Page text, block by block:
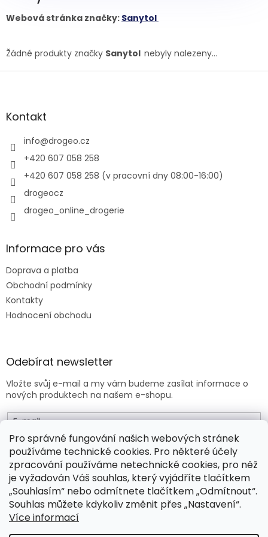
Pro správné fungování našich webových stránek
používáme technické cookies. Pro některé účely
zpracování používáme netechnické cookies, pro něž
je vyžadován Váš souhlas, který vyjádříte tlačítkem
„Souhlasím“ nebo odmítnete tlačítkem „Odmítnout“.
Souhlas můžete kdykoliv změnit přes „Nastavení“.
Více informací
Webová stránka značky: Sanytol
Žádné produkty značky Sanytol nebyly nalezeny...
Z
aKontakt
info@drogeo.cz
+420 607 058 258
+420 607 058 258 (v pracovní dny 08:00-16:00)
drogeocz
drogeo_online_drogerie
Informace pro vás
Doprava a platba
Obchodní podmínky
Kontakty
Hodnocení obchodu
Odebírat newsletter
Vložte svůj e-mail a my vám budeme zasílat informace o
nových produktech na našem e-shopu.
E-mail
Vložením e-mailu souhlasíte sobchodními podmínkami .
PŘIHLÁSIT SE